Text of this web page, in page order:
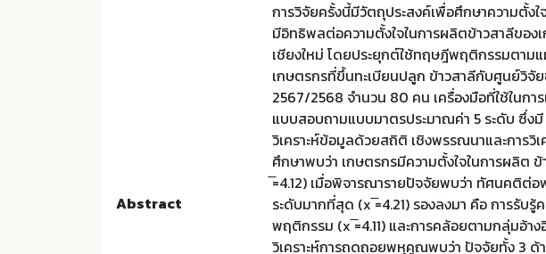
Abstract
การวิจัยครั้งนี้มีวัตถุประสงค์เพื่อศึกษาความตั้ง
มีอิทธิพลต่อความตั้งใจในการผลิตข้าวสาลีของเ
เชียงใหม่ โดยประยุกต์ใช้ทฤษฎีพฤติกรรมตาม
เกษตรกรที่ขึ้นทะเบียนปลูก ข้าวสาลีกับศูนย์วิจั
2567/2568 จำนวน 80 คน เครื่องมือที่ใช้ในกา
แบบสอบถามแบบมาตรประมาณค่า 5 ระดับ ซึ่ง
วิเคราะห์ข้อมูลด้วยสถิติ เชิงพรรณนาและการ
ศึกษาพบว่า เกษตรกรมีความตั้งใจในการผลิต
̅=4.12) เมื่อพิจารณารายปัจจัยพบว่า ทัศนคติต่
ระดับมากที่สุด (x ̅=4.21) รองลงมา คือ การรับรู้
พฤติกรรม (x ̅=4.11) และการคล้อยตามกลุ่มอ้า
วิเคราะห์การถดถอยพหุคูณพบว่า ปัจจัยทั้ง 3